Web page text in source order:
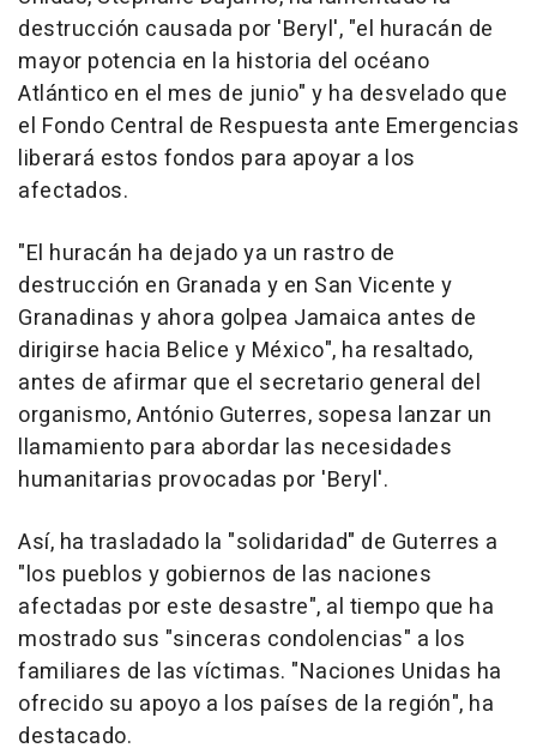
destrucción causada por 'Beryl', "el huracán de
mayor potencia en la historia del océano
Atlántico en el mes de junio" y ha desvelado que
el Fondo Central de Respuesta ante Emergencias
liberará estos fondos para apoyar a los
afectados.
"El huracán ha dejado ya un rastro de
destrucción en Granada y en San Vicente y
Granadinas y ahora golpea Jamaica antes de
dirigirse hacia Belice y México", ha resaltado,
antes de afirmar que el secretario general del
organismo, António Guterres, sopesa lanzar un
llamamiento para abordar las necesidades
humanitarias provocadas por 'Beryl'.
Así, ha trasladado la "solidaridad" de Guterres a
"los pueblos y gobiernos de las naciones
afectadas por este desastre", al tiempo que ha
mostrado sus "sinceras condolencias" a los
familiares de las víctimas. "Naciones Unidas ha
ofrecido su apoyo a los países de la región", ha
destacado.